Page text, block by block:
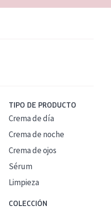
TIPO DE PRODUCTO
Crema de día
Crema de noche
Crema de ojos
Sérum
Limpieza
COLECCIÓN